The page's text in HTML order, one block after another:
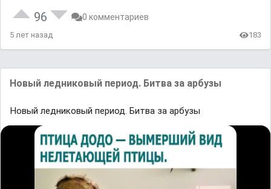
96 0 комментариев
5 лет назад 183
Новый ледниковый период. Битва за арбузы
Новый ледниковый период. Битва за арбузы